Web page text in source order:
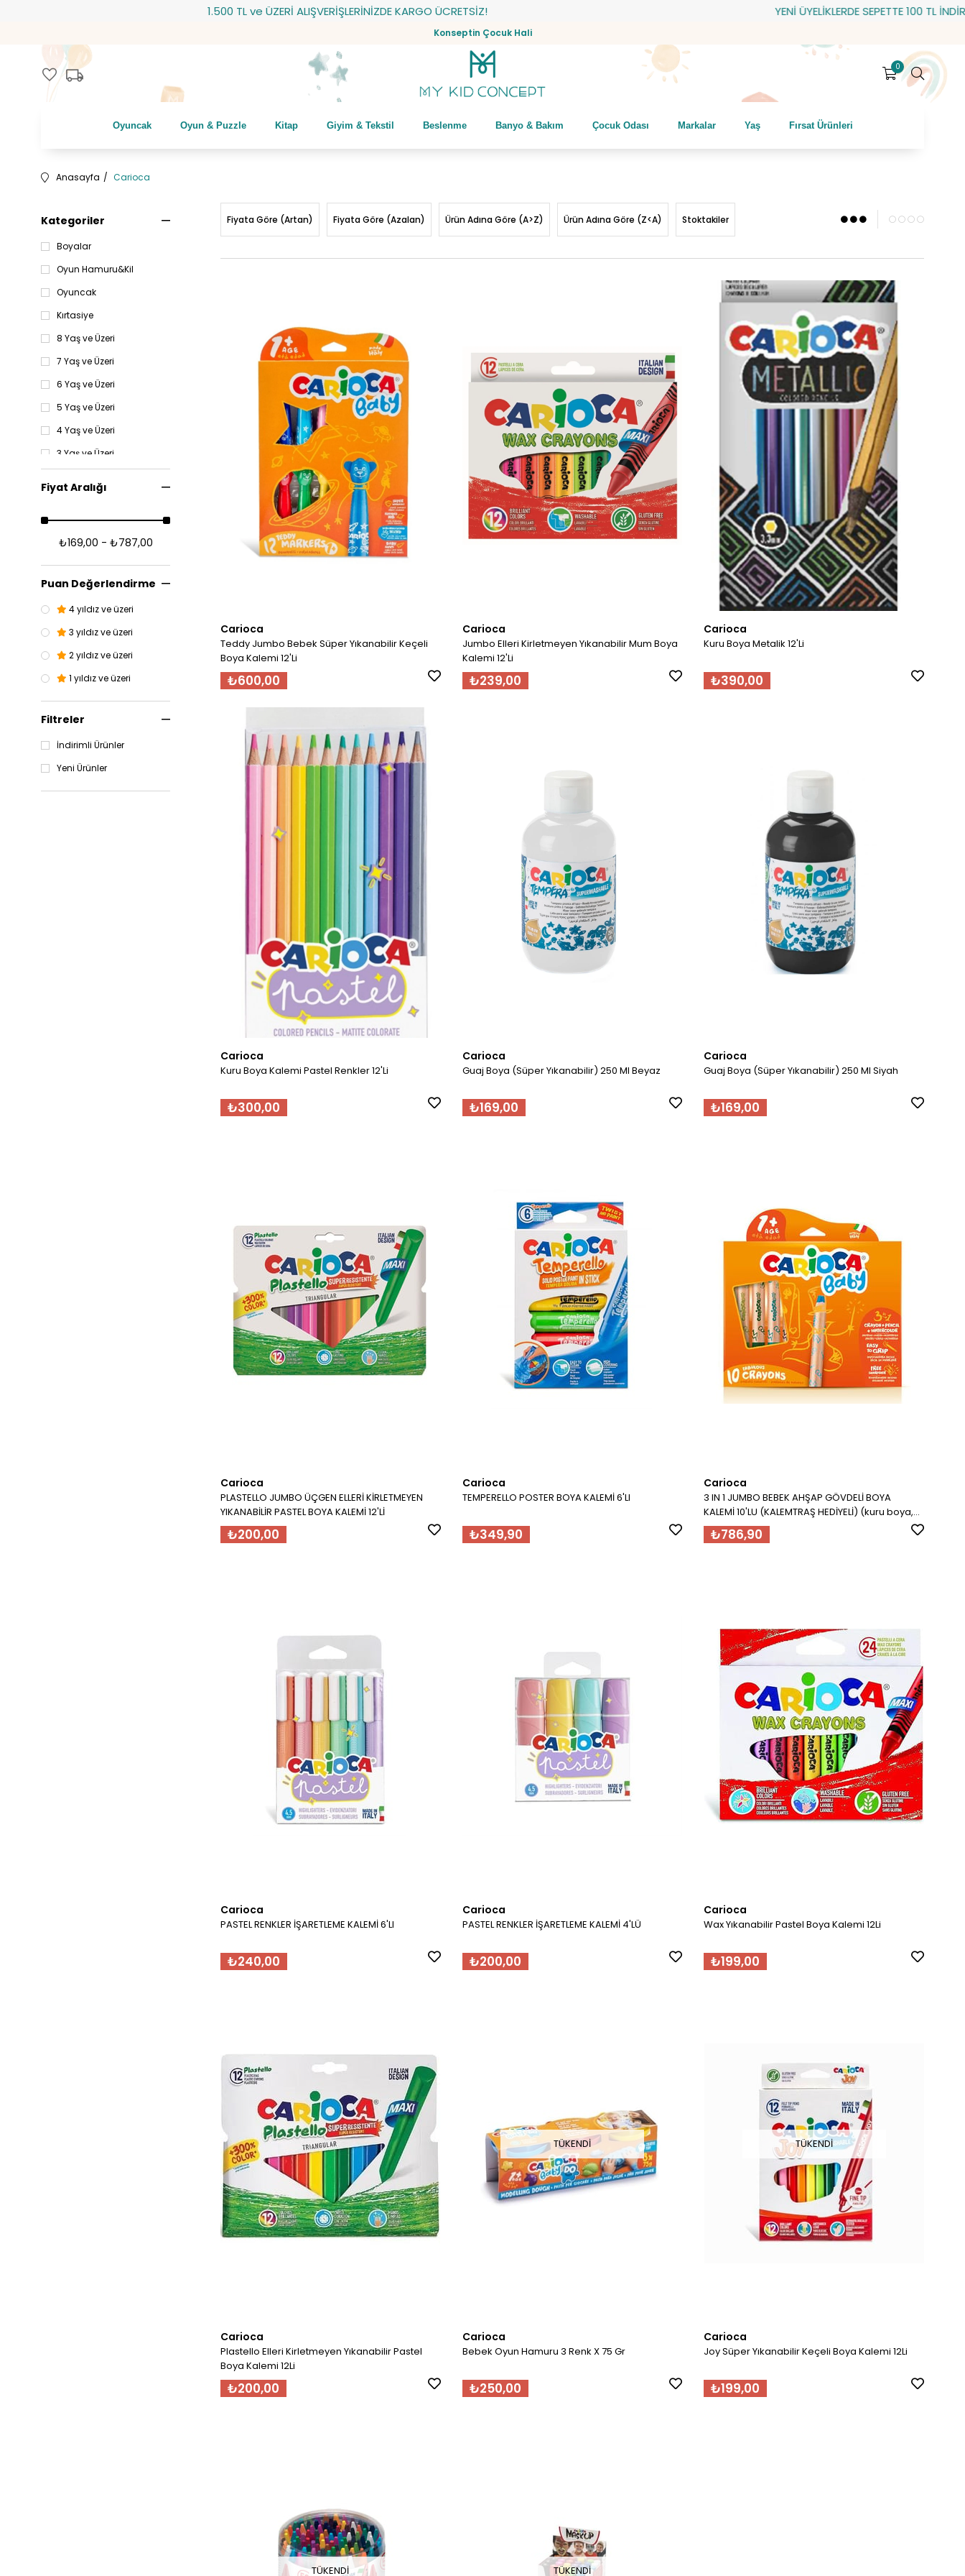
1.500 TL ve ÜZERİ ALIŞVERİŞLERİNİZDE KARGO ÜCRETSİZ! YENİ ÜYELİKLERDE SEPETTE 100 TL İNDİRİM! HEDİYE
Konseptin Çocuk Hali
favorite local_shipping 0
Oyuncak Oyun & Puzzle Kitap Giyim & Tekstil Beslenme Banyo & Bakım Çocuk Odası Markalar Yaş Fırsat Ürünleri
Anasayfa Carioca
Kategoriler
Boyalar
Oyun Hamuru&Kil
Oyuncak
Kırtasiye
8 Yaş ve Üzeri
7 Yaş ve Üzeri
6 Yaş ve Üzeri
5 Yaş ve Üzeri
4 Yaş ve Üzeri
3 Yaş ve Üzeri
Yaş
Oyuncak
12-24 Ay
Fiyat Aralığı
₺169,00 - ₺787,00
Puan Değerlendirme
4 yıldız ve üzeri
3 yıldız ve üzeri
2 yıldız ve üzeri
1 yıldız ve üzeri
Filtreler
İndirimli Ürünler
Yeni Ürünler
Fiyata Göre (Artan) Fiyata Göre (Azalan) Ürün Adına Göre (A>Z) Ürün Adına Göre (Z<A) Stoktakiler
Carioca
Teddy Jumbo Bebek Süper Yıkanabilir Keçeli
Boya Kalemi 12'Li
₺600,00
Carioca
Jumbo Elleri Kirletmeyen Yıkanabilir Mum Boya
Kalemi 12'Li
₺239,00
Carioca
Kuru Boya Metalik 12'Li
₺390,00
Carioca
Kuru Boya Kalemi Pastel Renkler 12'Li
₺300,00
Carioca
Guaj Boya (Süper Yıkanabilir) 250 Ml Beyaz
₺169,00
Carioca
Guaj Boya (Süper Yıkanabilir) 250 Ml Siyah
₺169,00
Carioca
PLASTELLO JUMBO ÜÇGEN ELLERİ KİRLETMEYEN
YIKANABİLİR PASTEL BOYA KALEMİ 12'Lİ
₺200,00
Carioca
TEMPERELLO POSTER BOYA KALEMİ 6'LI
₺349,90
Carioca
3 IN 1 JUMBO BEBEK AHŞAP GÖVDELİ BOYA
KALEMİ 10'LU (KALEMTRAŞ HEDİYELİ) (kuru boya,
sulu boya ve pastel boya bir arada) 1 YAŞ+
₺786,90
Carioca
PASTEL RENKLER İŞARETLEME KALEMİ 6'LI
₺240,00
Carioca
PASTEL RENKLER İŞARETLEME KALEMİ 4'LÜ
₺200,00
Carioca
Wax Yıkanabilir Pastel Boya Kalemi 12Li
₺199,00
Carioca
Plastello Elleri Kirletmeyen Yıkanabilir Pastel
Boya Kalemi 12Li
₺200,00
TÜKENDI
Carioca
Bebek Oyun Hamuru 3 Renk X 75 Gr
₺250,00
TÜKENDI
Carioca
Joy Süper Yıkanabilir Keçeli Boya Kalemi 12Li
₺199,00
TÜKENDI TÜKENDI